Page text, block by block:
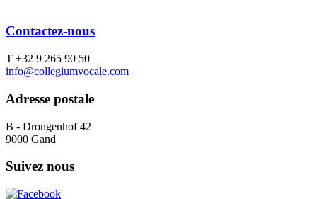
Contactez-nous
T +32 9 265 90 50
info@collegiumvocale.com
Adresse postale
B - Drongenhof 42
9000 Gand
Suivez nous